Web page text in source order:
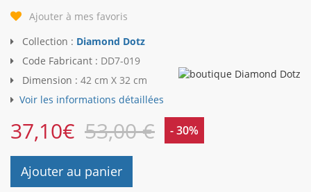
Ajouter à mes favoris
Collection : Diamond Dotz
Code Fabricant : DD7-019
Dimension : 42 cm X 32 cm
Voir les informations détaillées
37,10€ 53,00 € - 30%
Ajouter au panier